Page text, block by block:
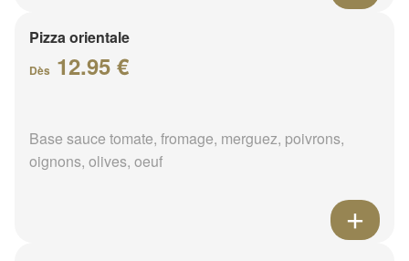
Pizza orientale
Dès 12.95 €
Base sauce tomate, fromage, merguez, poivrons,
oignons, olives, oeuf